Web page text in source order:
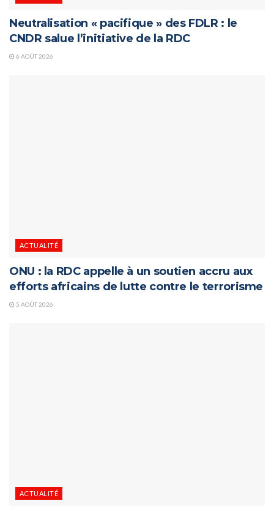
Neutralisation « pacifique » des FDLR : le
CNDR salue l’initiative de la RDC
6 AOÛT 2026
ACTUALITÉ
ONU : la RDC appelle à un soutien accru aux
efforts africains de lutte contre le terrorisme
5 AOÛT 2026
ACTUALITÉ